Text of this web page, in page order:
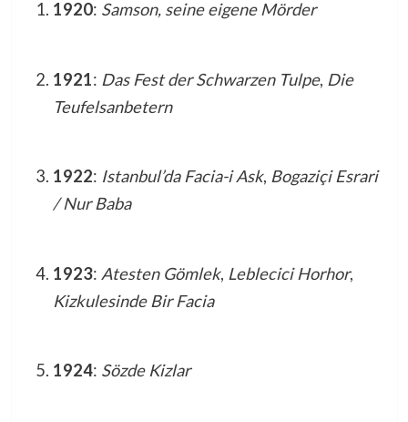
1920: Samson, seine eigene Mörder
1921: Das Fest der Schwarzen Tulpe, Die
Teufelsanbetern
1922: Istanbul’da Facia-i Ask, Bogaziçi Esrari
/ Nur Baba
1923: Atesten Gömlek, Leblecici Horhor,
Kizkulesinde Bir Facia
1924: Sözde Kizlar